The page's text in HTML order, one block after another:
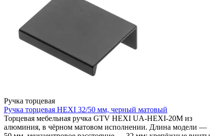
Ручка торцевая
Ручка торцевая HEXI 32/50 мм, черный матовый
Торцевая мебельная ручка GTV HEXI UA-HEXI-20M из
алюминия, в чёрном матовом исполнении. Длина модели —